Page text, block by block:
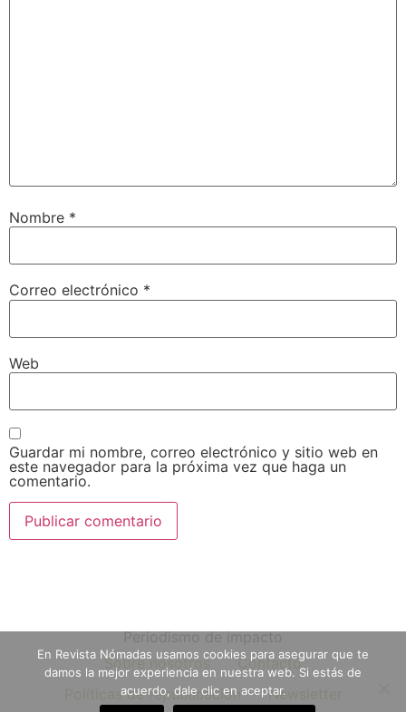
Nombre *
Correo electrónico *
Web
Guardar mi nombre, correo electrónico y sitio web en
este navegador para la próxima vez que haga un
comentario.
Periodismo de impacto
Sobre nosotros
Contacto
Políticas de republicación
Newsletter
En Revista Nómadas usamos cookies para asegurar que te
damos la mejor experiencia en nuestra web. Si estás de
acuerdo, dale clic en aceptar.